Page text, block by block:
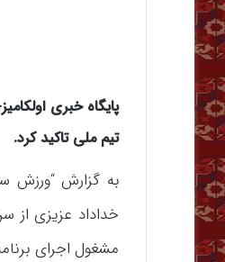
پایگاه خبری
تیم ملی تاکید کرد.
خداداد عزیزی از
مشغول اجرای